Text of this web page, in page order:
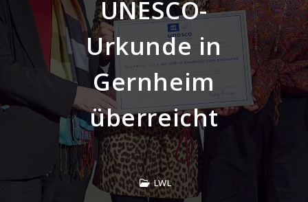
UNESCO-
Urkunde in
Gernheim
überreicht
LWL